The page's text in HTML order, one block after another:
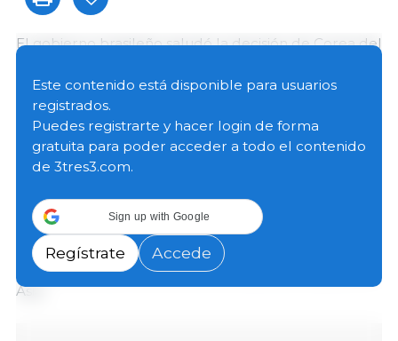
El gobierno brasileño saludó la decisión de Corea del
(CSI) para la exportación de grasas y proteínas de
cerdo procesadas destinadas a la alimentación
animal.
La nueva apertura incluye la demanda de la
(ABRA) y sus empresas asociadas, así como de los
importadores coreanos que prevén la expansión de
la industria de alimentos coreana, para atender el
crecimiento del número de animales domésticos en
Asia.
Este contenido está disponible para usuarios
registrados.
Puedes registrarte y hacer login de forma
gratuita para poder acceder a todo el contenido
de 3tres3.com.
Sign up with Google
Regístrate Accede